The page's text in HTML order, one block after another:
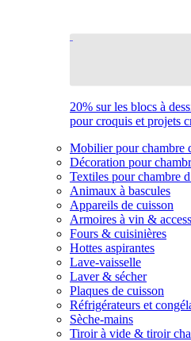
20% sur les blocs à
pour croquis et projets
Mobilier pour chambre
Décoration pour
Textiles pour chambre
Animaux à bascules
Appareils de cuisson
Armoires à vin &
Fours & cuisinières
Hottes aspirantes
Lave-vaisselle
Laver & sécher
Plaques de cuisson
Réfrigérateurs et
Sèche-mains
Tiroir à vide & tiroir